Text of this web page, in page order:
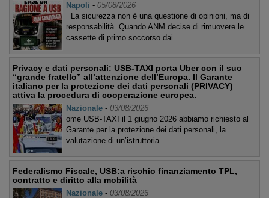
Napoli - 05/08/2026
La sicurezza non è una questione di opinioni, ma di
responsabilità. Quando ANM decise di rimuovere le
cassette di primo soccorso dai…
Privacy e dati personali: USB-TAXI porta Uber con il suo
“grande fratello” all’attenzione dell’Europa. Il Garante
italiano per la protezione dei dati personali (PRIVACY)
attiva la procedura di cooperazione europea.
Nazionale - 03/08/2026
ome USB-TAXI il 1 giugno 2026 abbiamo richiesto al
Garante per la protezione dei dati personali, la
valutazione di un’istruttoria…
Federalismo Fiscale, USB:a rischio finanziamento TPL,
contratto e diritto alla mobilità
Nazionale - 03/08/2026